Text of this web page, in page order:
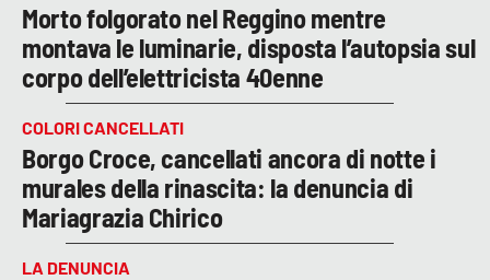
Morto folgorato nel Reggino mentre
montava le luminarie, disposta l’autopsia sul
corpo dell’elettricista 40enne
COLORI CANCELLATI
Borgo Croce, cancellati ancora di notte i
murales della rinascita: la denuncia di
Mariagrazia Chirico
LA DENUNCIA